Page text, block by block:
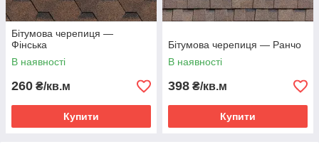
Бітумова черепиця —
Фінська
В наявності
260 ₴/кв.м
Купити
Бітумова черепиця — Ранчо
В наявності
398 ₴/кв.м
Купити